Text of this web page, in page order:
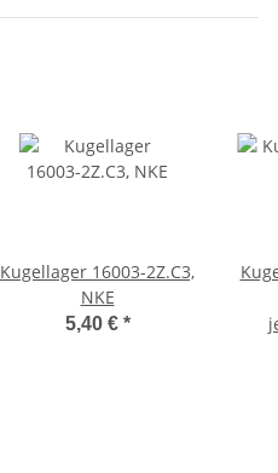
Kugellager 16003-2Z.C3,
NKE
5,40 € *